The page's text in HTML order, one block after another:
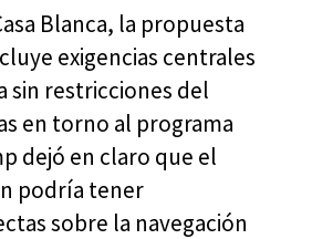
Blanca, la propuesta
exigencias centrales
sin restricciones del
en torno al programa
dejó en claro que el
podría tener
sobre la navegación